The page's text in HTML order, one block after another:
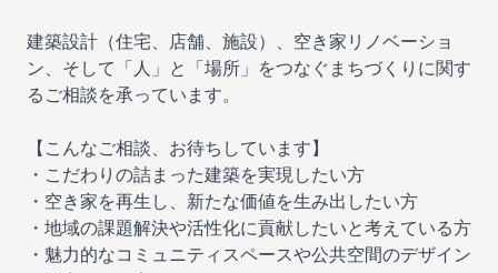
建築設計（住宅、店舗、施設）、空き家リノベーショ
ン、そして「人」と「場所」をつなぐまちづくりに関す
るご相談を承っています。
【こんなご相談、お待ちしています】
・こだわりの詰まった建築を実現したい方
・空き家を再生し、新たな価値を生み出したい方
・地域の課題解決や活性化に貢献したいと考えている方
・魅力的なコミュニティスペースや公共空間のデザイン